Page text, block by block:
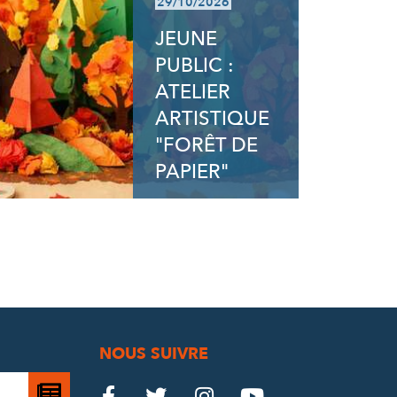
JEUNE
PUBLIC :
ATELIER
ARTISTIQUE
"FORÊT DE
PAPIER"
Je
NOUS SUIVRE